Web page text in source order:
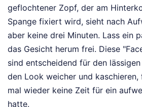
geflochtener Zopf, der am
Spange fixiert wird, sieht nach
aber keine drei Minuten. Lass ein
das Gesicht herum frei. Diese
sind entscheidend für den
den Look weicher und kaschieren,
mal wieder keine Zeit für ein
hatte.